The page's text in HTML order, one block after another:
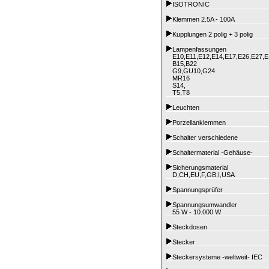
ISOTRONIC
Klemmen 2.5A - 100A
Kupplungen 2 polig + 3 polig
Lampenfassungen
B15,B22
G9,GU10,G24
MR16
S14,
T5,T8
Leuchten
Porzellanklemmen
Schalter verschiedene
Schaltermaterial -Gehäuse-
Sicherungsmaterial
D,CH,EU,F,GB,I,USA
Spannungsprüfer
Spannungsumwandler
55 W - 10.000 W
Steckdosen
Stecker
Steckersysteme -weltweit- IEC